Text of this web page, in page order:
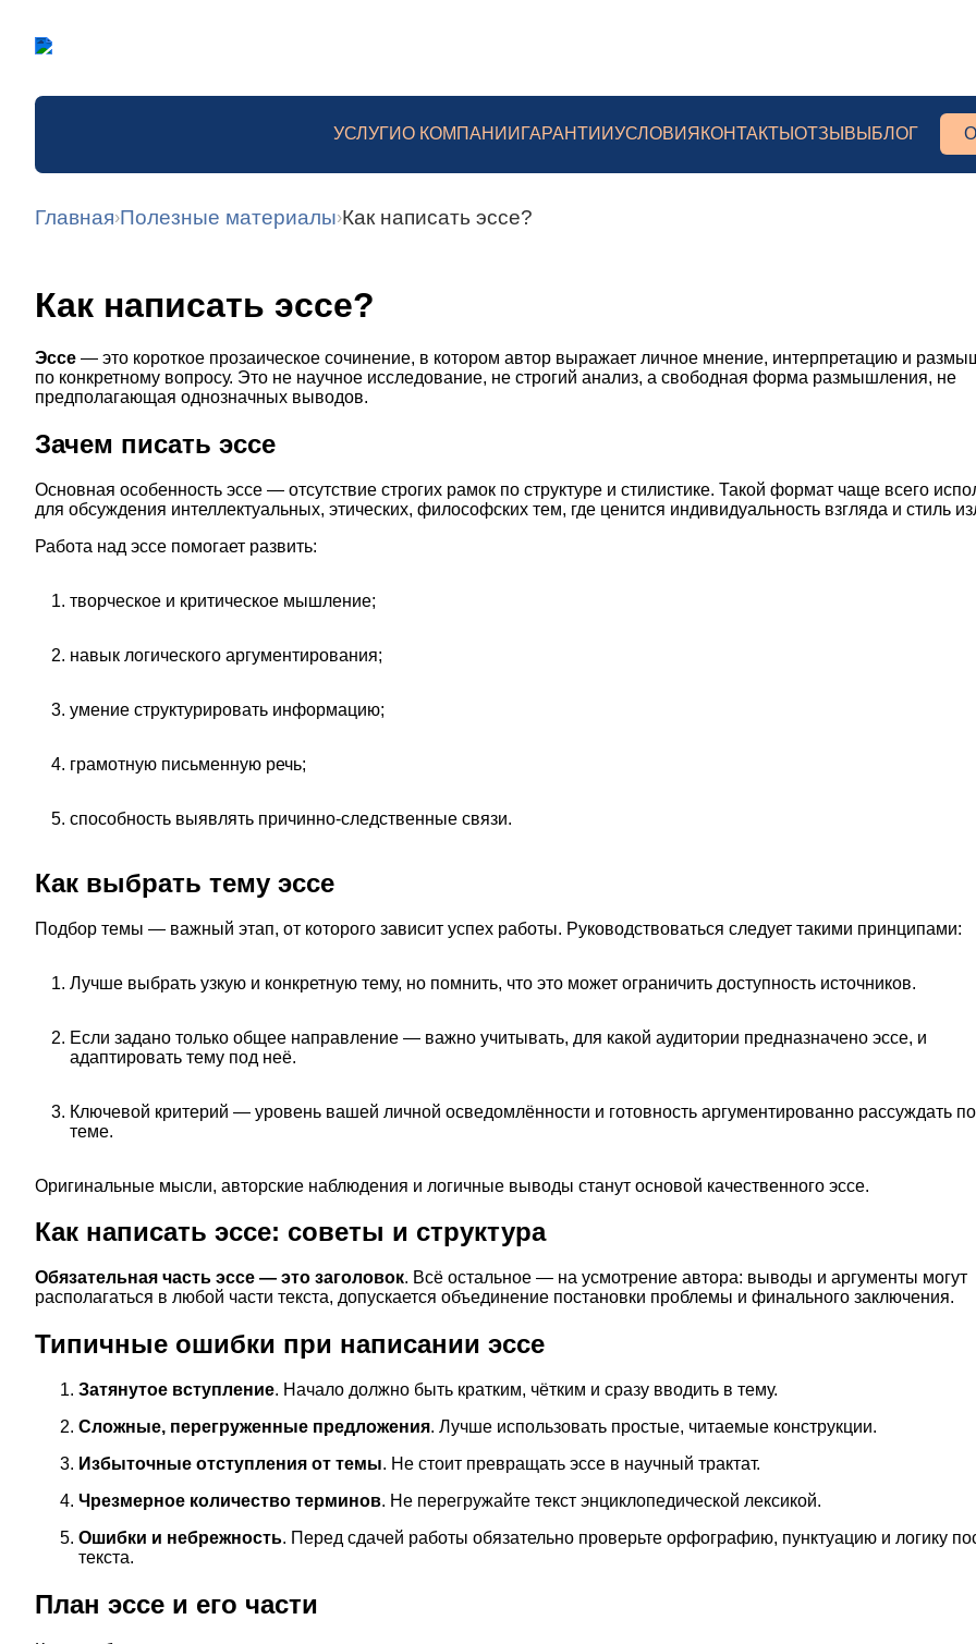
УСЛУГИО КОМПАНИИ ГАРАНТИИУСЛОВИЯ КОНТАКТЫ ОТЗЫВЫ БЛОГ
Главная›Полезные материалы›Как написать эссе?
Как написать эссе?
Эссе — это короткое прозаическое сочинение, в котором автор выражает личное мнение, интерпретацию и
по конкретному вопросу. Это не научное исследование, не строгий анализ, а свободная форма размышления, не
предполагающая однозначных выводов.
Зачем писать эссе
Основная особенность эссе — отсутствие строгих рамок по структуре и стилистике. Такой формат чаще всего
для обсуждения интеллектуальных, этических, философских тем, где ценится индивидуальность взгляда и стиль
Работа над эссе помогает развить:
творческое и критическое мышление;
навык логического аргументирования;
умение структурировать информацию;
грамотную письменную речь;
способность выявлять причинно-следственные связи.
Как выбрать тему эссе
Подбор темы — важный этап, от которого зависит успех работы. Руководствоваться следует такими принципами:
Лучше выбрать узкую и конкретную тему, но помнить, что это может ограничить доступность источников.
Если задано только общее направление — важно учитывать, для какой аудитории предназначено эссе, и
адаптировать тему под неё.
Ключевой критерий — уровень вашей личной осведомлённости и готовность аргументированно рассуждать по
теме.
Оригинальные мысли, авторские наблюдения и логичные выводы станут основой качественного эссе.
Как написать эссе: советы и структура
Обязательная часть эссе — это заголовок. Всё остальное — на усмотрение автора: выводы и аргументы могут
располагаться в любой части текста, допускается объединение постановки проблемы и финального заключения.
Типичные ошибки при написании эссе
Затянутое вступление. Начало должно быть кратким, чётким и сразу вводить в тему.
Сложные, перегруженные предложения. Лучше использовать простые, читаемые конструкции.
Избыточные отступления от темы. Не стоит превращать эссе в научный трактат.
Чрезмерное количество терминов. Не перегружайте текст энциклопедической лексикой.
Ошибки и небрежность. Перед сдачей работы обязательно проверьте орфографию, пунктуацию и логику
текста.
План эссе и его части